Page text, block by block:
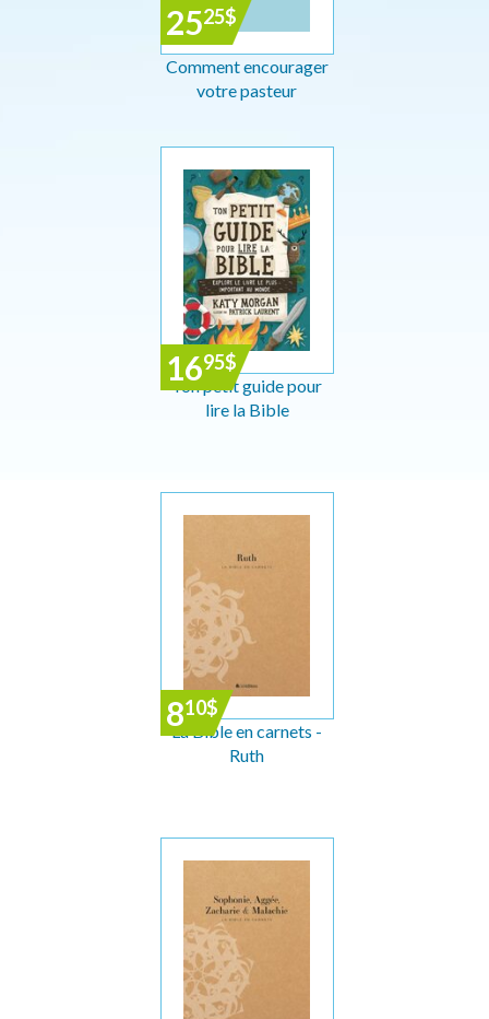
2525$
Comment encourager
votre pasteur
1695$
Ton petit guide pour
lire la Bible
810$
La Bible en carnets -
Ruth